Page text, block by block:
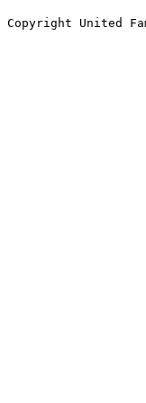
Copyright United